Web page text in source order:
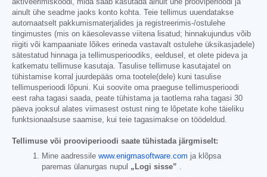
aktiveerimiskoodi, mida saab kasutada ainult ühe prooviperioodi ja
ainult ühe seadme jaoks konto kohta. Teie tellimus uuendatakse
automaatselt pakkumismaterjalides ja registreerimis-/ostulehe
tingimustes (mis on käesolevasse viitena lisatud; hinnakujundus võib
riigiti või kampaaniate lõikes erineda vastavalt ostulehe üksikasjadele)
sätestatud hinnaga ja tellimusperioodiks, eeldusel, et olete pideva ja
katkematu tellimuse kasutaja. Tasulise tellimuse kasutajatel on
tühistamise korral juurdepääs oma tootele(dele) kuni tasulise
tellimusperioodi lõpuni. Kui soovite oma praeguse tellimusperioodi
eest raha tagasi saada, peate tühistama ja taotlema raha tagasi 30
päeva jooksul alates viimasest ostust ning te lõpetate kohe täieliku
funktsionaalsuse saamise, kui teie tagasimakse on töödeldud.
Tellimuse või prooviperioodi saate tühistada järgmiselt:
Mine aadressile www.enigmasoftware.com ja klõpsa
paremas ülanurgas nupul „Logi sisse”